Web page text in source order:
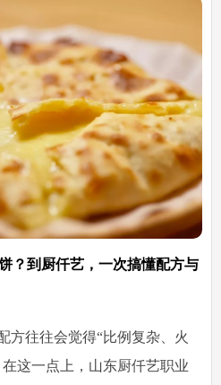
？到厨仟艺，一次搞懂配方与
方往往会觉得“比例复杂、火
这一点上， 山东厨仟艺职业